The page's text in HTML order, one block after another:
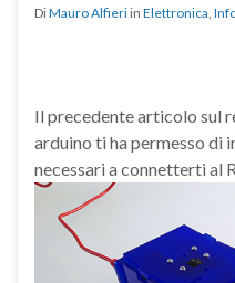
DiMauro Alfieri in Elettronica
Il precedente articolo sul
arduino ti ha permesso di
necessari a connetterti al